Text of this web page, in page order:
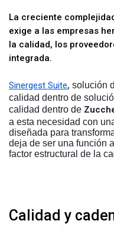
La creciente
exige a las empresas
la calidad, los
integrada.
Sinergest Suite, solución
calidad dentro de
calidad dentro de
a esta necesidad con
diseñada para
deja de ser una función
factor estructural de la
Calidad y